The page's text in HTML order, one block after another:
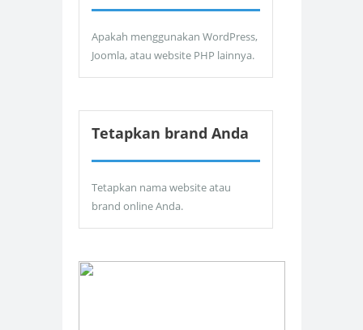
Apakah menggunakan WordPress,
Joomla, atau website PHP lainnya.
Tetapkan brand Anda
Tetapkan nama website atau
brand online Anda.